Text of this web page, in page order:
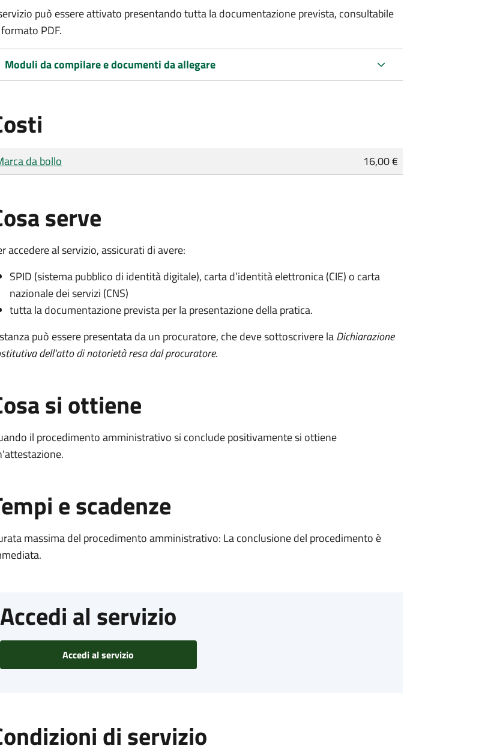
può essere attivato presentando tutta la documentazione prevista, consultabile
PDF.
Moduli da compilare e documenti da allegare
di pagamento
da bollo 16,00 €
serve
accedere al servizio, assicurati di avere:
SPID (sistema pubblico di identità digitale), carta d’identità elettronica (CIE) o carta
nazionale dei servizi (CNS)
tutta la documentazione prevista per la presentazione della pratica.
può essere presentata da un procuratore, che deve sottoscrivere laDichiarazione
dell'atto di notorietà resa dal procuratore.
si ottiene
il procedimento amministrativo si conclude positivamente si ottiene
e scadenze
massima del procedimento amministrativo: La conclusione del procedimento è
Accedi al servizio
Accedi al servizio
di servizio